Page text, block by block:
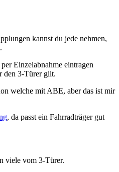
kannst du jede nehmen,
Einzelabnahme eintragen
den 3-Türer gilt.
welche mit ABE, aber das ist mir
, da passt ein Fahrradträger gut
viele vom 3-Türer.